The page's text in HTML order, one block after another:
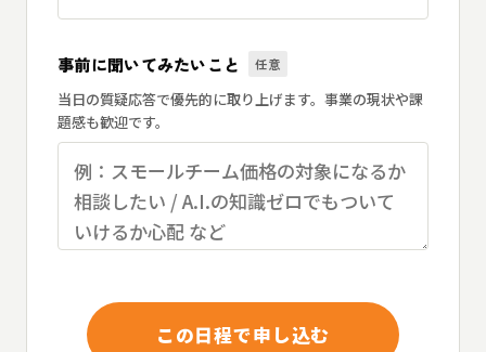
事前に聞いてみたいこと 任意
当日の質疑応答で優先的に取り上げます。事業の現状や課
題感も歓迎です。
この日程で申し込む